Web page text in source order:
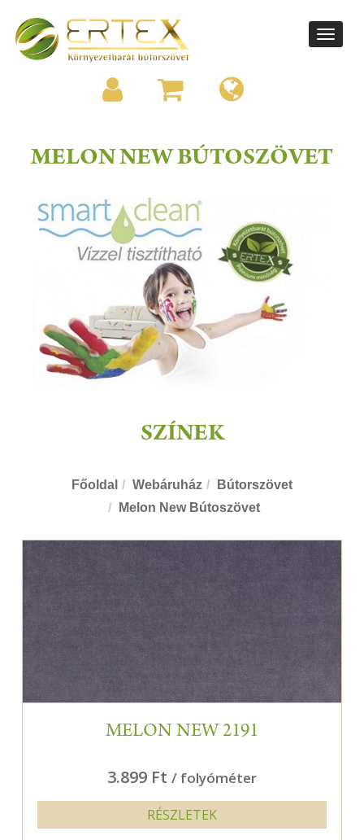
Toggle
MELON NEW BÚTOSZÖVET
SZÍNEK
Főoldal Webáruház
Bútorszövet
Melon New Bútoszövet
MELON NEW 2191
3.899 Ft / folyóméter
RÉSZLETEK